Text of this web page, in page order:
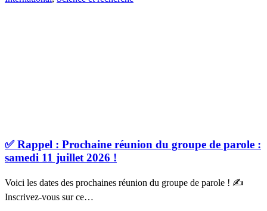
✅ Rappel : Prochaine réunion du groupe de parole :
samedi 11 juillet 2026 !
Voici les dates des prochaines réunion du groupe de parole ! ✍
Inscrivez-vous sur ce…